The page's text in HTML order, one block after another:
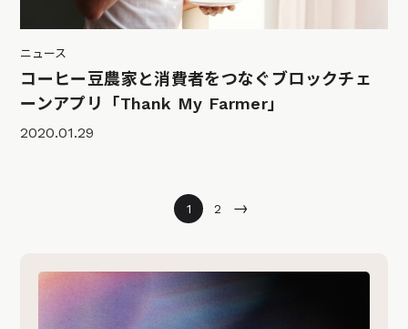
ニュース
コーヒー豆農家と消費者をつなぐブロックチェ
ーンアプリ「Thank My Farmer」
2020.01.29
1 2 →